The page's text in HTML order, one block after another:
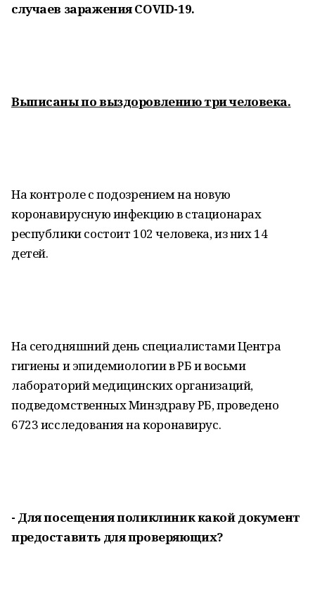
случаев заражения COVID-19.
Выписаны по выздоровлению три человека.
На контроле с подозрением на новую
коронавирусную инфекцию в стационарах
республики состоит 102 человека, из них 14
детей.
На сегодняшний день специалистами Центра
гигиены и эпидемиологии в РБ и восьми
лабораторий медицинских организаций,
подведомственных Минздраву РБ, проведено
6723 исследования на коронавирус.
- Для посещения поликлиник какой документ
предоставить для проверяющих?